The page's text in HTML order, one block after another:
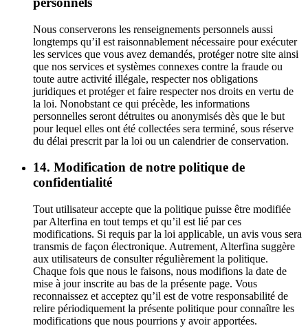
Nous conserverons les renseignements personnels aussi
longtemps qu’il est raisonnablement nécessaire pour exécuter
les services que vous avez demandés, protéger notre site ainsi
que nos services et systèmes connexes contre la fraude ou
toute autre activité illégale, respecter nos obligations
juridiques et protéger et faire respecter nos droits en vertu de
la loi. Nonobstant ce qui précède, les informations
personnelles seront détruites ou anonymisés dès que le but
pour lequel elles ont été collectées sera terminé, sous réserve
du délai prescrit par la loi ou un calendrier de conservation.
14. Modification de notre politique de
confidentialité
Tout utilisateur accepte que la politique puisse être modifiée
par Alterfina en tout temps et qu’il est lié par ces
modifications. Si requis par la loi applicable, un avis vous sera
transmis de façon électronique. Autrement, Alterfina suggère
aux utilisateurs de consulter régulièrement la politique.
Chaque fois que nous le faisons, nous modifions la date de
mise à jour inscrite au bas de la présente page. Vous
reconnaissez et acceptez qu’il est de votre responsabilité de
relire périodiquement la présente politique pour connaître les
modifications que nous pourrions y avoir apportées.